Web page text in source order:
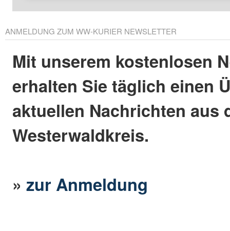
ANMELDUNG ZUM WW-KURIER NEWSLETTER
Mit unserem kostenlosen
erhalten Sie täglich einen
aktuellen Nachrichten aus
Westerwaldkreis.
»zur Anmeldung